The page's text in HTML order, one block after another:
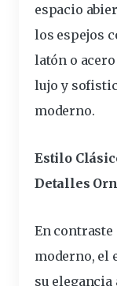
espacio
los espejos
latón o
lujo y
moderno.
Estilo
Detalles
En
moderno, el
su